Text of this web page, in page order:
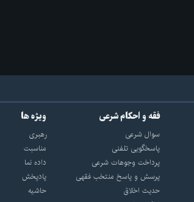
فقه و احکام شرعی
سوال شرعی
پاسخگویی تلفنی
پرداخت وجوهات شرعی
پرسش و پاسخ منتخب فقهی
حدیث اخلاق
ویژه ها
رهبری
مناسبت
داده نما
پادپخش
حاشیه